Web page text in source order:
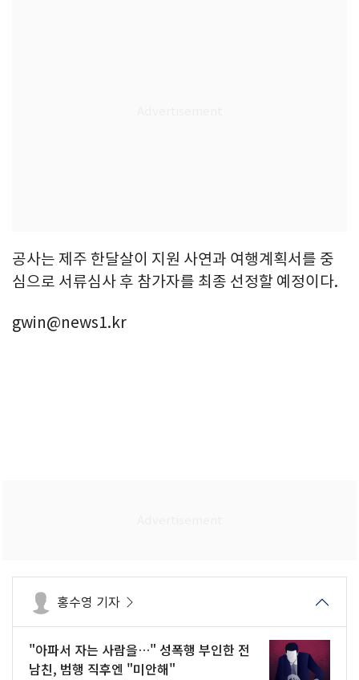
공사는 제주 한달살이 지원 사연과 여행계획서를 중
심으로 서류심사 후 참가자를 최종 선정할 예정이다.
gwin@news1.kr
홍수영 기자
"아파서 자는 사람을…" 성폭행 부인한 전
남친, 범행 직후엔 "미안해"